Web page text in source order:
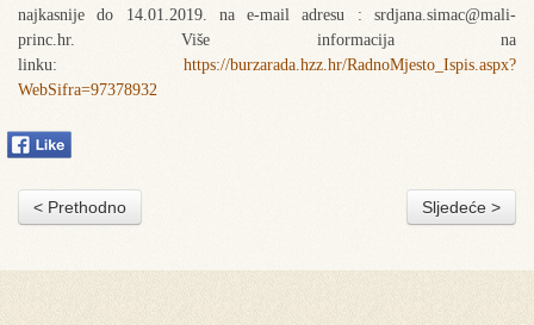
najkasnije do 14.01.2019. na e-mail adresu : srdjana.simac@mali-
princ.hr. Više informacija na
linku: https://burzarada.hzz.hr/RadnoMjesto_Ispis.aspx?
WebSifra=97378932
< Prethodno Sljedeće >